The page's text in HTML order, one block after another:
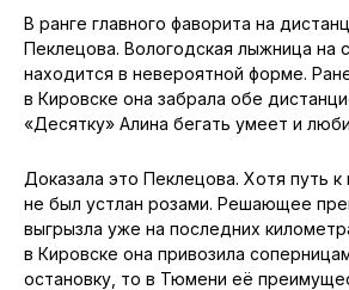
В ранге главного фаворита на
Пеклецова. Вологодская лыжница на
находится в невероятной форме.
в Кировске она забрала обе
«Десятку» Алина бегать умеет и
Доказала это Пеклецова. Хотя путь
не был устлан розами. Решающее
выгрызла уже на последних
в Кировске она привозила
остановку, то в Тюмени её